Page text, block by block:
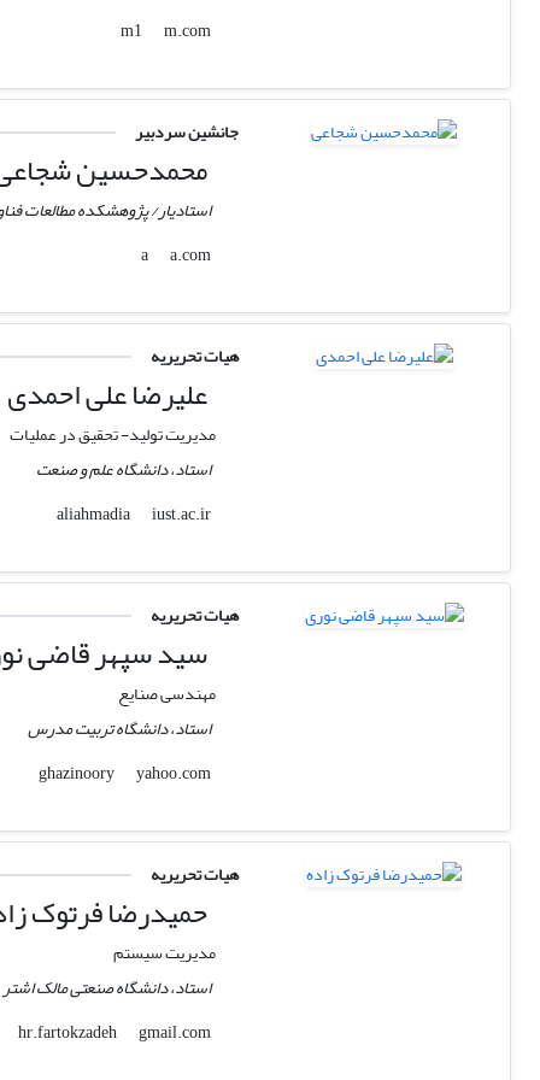
m1
m.com
جانشین سردبیر
محمدحسین
استادیار/ پژوهشکده مطالعات
a
a.com
هیات تحریریه
علیرضا علی احمدی
مدیریت تولید- تحقیق در عملیات
استاد، دانشگاه علم و صنعت
aliahmadia
iust.ac.ir
هیات تحریریه
سید سپهر قاضی
مهندسی صنایع
استاد، دانشگاه تربیت مدرس
ghazinoory
yahoo.com
هیات تحریریه
حمیدرضا فرتوک
مدیریت سیستم
استاد، دانشگاه صنعتی مالک اشتر
hr.fartokzadeh
gmail.com